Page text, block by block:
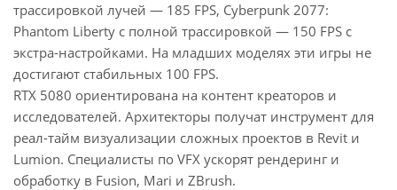
трассировкой лучей — 185 FPS, Cyberpunk 2077:
Phantom Liberty с полной трассировкой — 150 FPS с
экстра-настройками. На младших моделях эти игры не
достигают стабильных 100 FPS.
RTX 5080 ориентирована на контент креаторов и
исследователей. Архитекторы получат инструмент для
реал-тайм визуализации сложных проектов в Revit и
Lumion. Специалисты по VFX ускорят рендеринг и
обработку в Fusion, Mari и ZBrush.